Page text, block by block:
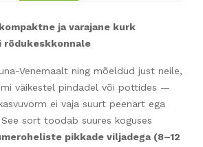
ja varajane kurk
rõdukeskkonnale
Venemaalt ning mõeldud just neile,
väikestel pindadel või pottides —
ei vaja suurt peenart ega
sort toodab suures koguses
pikkade viljadega (8–12